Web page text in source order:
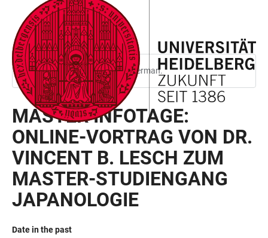
ACCESSIBILITY
LINKS
JUMP
TO
MAIN
CONTENT
OPEN
MAIN
NAVIGATION
OPEN
SEARCH
FORM
This page is only available in German.
MASTER INFOTAGE:
ONLINE-VORTRAG VON DR.
VINCENT B. LESCH ZUM
MASTER-STUDIENGANG
JAPANOLOGIE
Date in the past